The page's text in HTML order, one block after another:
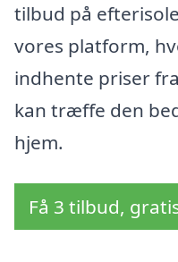
tilbud på
vores platform,
indhente priser
kan træffe den
hjem.
Få 3 tilbud,